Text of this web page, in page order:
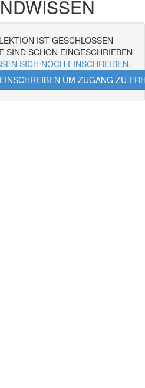
IST GESCHLOSSEN
SCHON EINGESCHRIEBEN
SICH NOCH EINSCHREIBEN.
UM ZUGANG ZU